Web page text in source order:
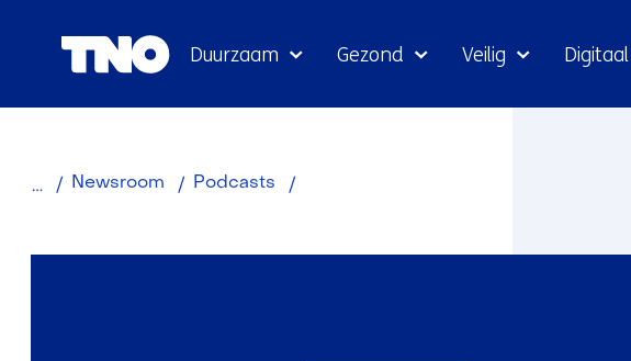
Duurzaam Gezond Veilig Digitaal
Newsroom Podcasts